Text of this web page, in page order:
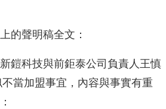
的聲明稿全文：
鎧科技與前鉅泰公司負責人王慎
當加盟事宜，內容與事實有重